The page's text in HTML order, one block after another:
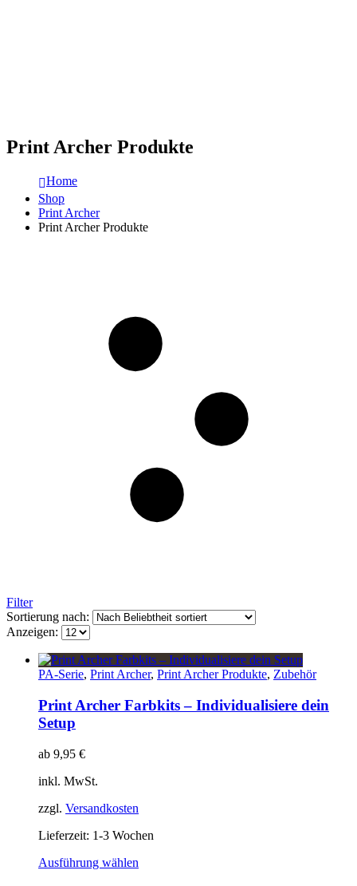
Print Archer Produkte
Home
Shop
Print Archer
Print Archer Produkte
Filter
Sortierung nach:
Anzeigen:
PA-Serie, Print Archer, Print Archer Produkte, Zubehör
Print Archer Farbkits – Individualisiere dein
Setup
ab 9,95 €
inkl. MwSt.
zzgl. Versandkosten
Lieferzeit: 1-3 Wochen
Ausführung wählen